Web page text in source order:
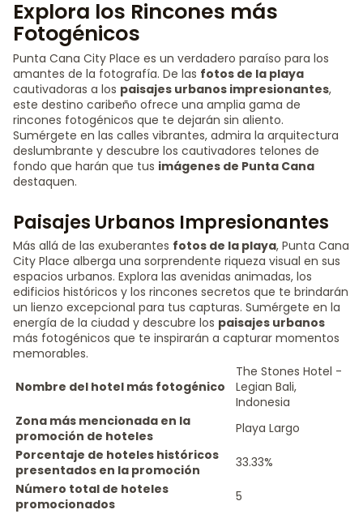
Explora los Rincones más
Fotogénicos
Punta Cana City Place es un verdadero paraíso para los
amantes de la fotografía. De las fotos de la playa
cautivadoras a los paisajes urbanos impresionantes,
este destino caribeño ofrece una amplia gama de
rincones fotogénicos que te dejarán sin aliento.
Sumérgete en las calles vibrantes, admira la arquitectura
deslumbrante y descubre los cautivadores telones de
fondo que harán que tus imágenes de Punta Cana
destaquen.
Paisajes Urbanos Impresionantes
Más allá de las exuberantes fotos de la playa, Punta Cana
City Place alberga una sorprendente riqueza visual en sus
espacios urbanos. Explora las avenidas animadas, los
edificios históricos y los rincones secretos que te brindarán
un lienzo excepcional para tus capturas. Sumérgete en la
energía de la ciudad y descubre los paisajes urbanos
más fotogénicos que te inspirarán a capturar momentos
memorables.
Nombre del hotel más fotogénico
The Stones Hotel -
Legian Bali,
Indonesia
Zona más mencionada en la
promoción de hoteles
Playa Largo
Porcentaje de hoteles históricos
presentados en la promoción
33.33%
Número total de hoteles
promocionados
5